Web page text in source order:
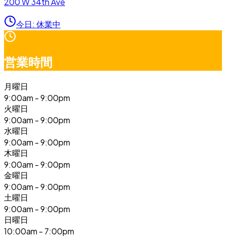
今日: 休業中
営業時間
月曜日
9:00am - 9:00pm
火曜日
9:00am - 9:00pm
水曜日
9:00am - 9:00pm
木曜日
9:00am - 9:00pm
金曜日
9:00am - 9:00pm
土曜日
9:00am - 9:00pm
日曜日
10:00am - 7:00pm